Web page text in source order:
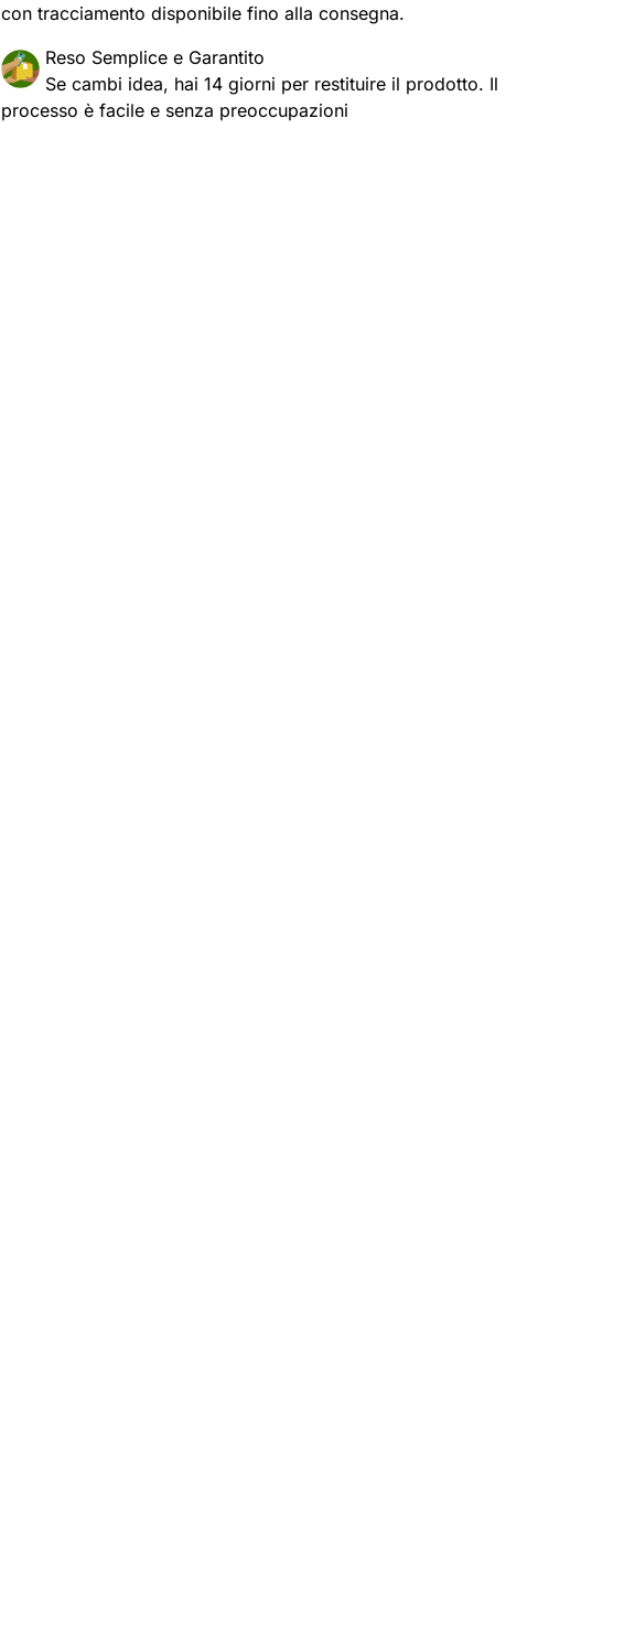
con tracciamento disponibile fino alla consegna.
Reso Semplice e Garantito
Se cambi idea, hai 14 giorni per restituire il prodotto. Il
processo è facile e senza preoccupazioni